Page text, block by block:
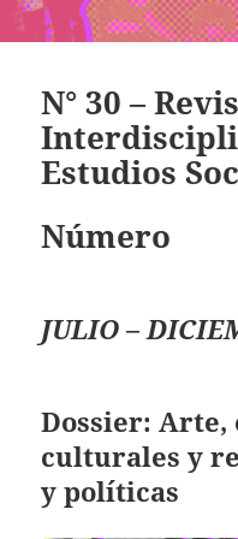
N° 30 –
Estudios
Número
JULIO –
Dossier: Arte,
culturales y
y políticas